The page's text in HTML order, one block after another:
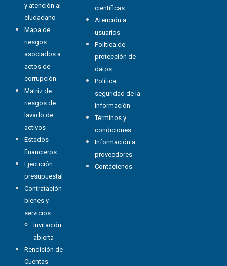
y atención al
ciudadano
Mapa de
riesgos
asociados a
actos de
corrupción
Matriz de
riesgos de
lavado de
activos
Estados
financieros
Ejecución
presupuestal
Contratación
bienes y
servicios
Invitación
abierta
Rendición de
Cuentas
científicas
Atención a
usuarios
Política de
protección de
datos
Política
seguridad de la
información
Términos y
condiciones
Información a
proveedores
Contáctenos